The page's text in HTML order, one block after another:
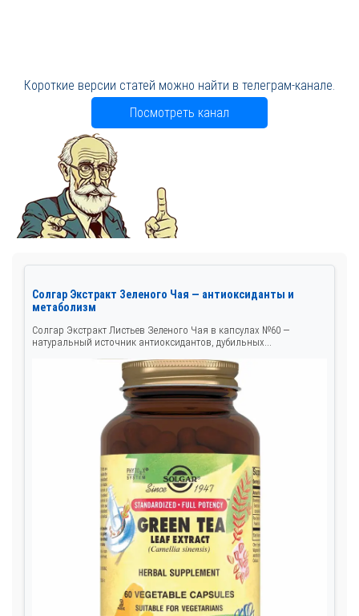
Короткие версии статей можно найти в телеграм-канале.
Посмотреть канал
Солгар Экстракт Зеленого Чая — антиоксиданты и
метаболизм
Солгар Экстракт Листьев Зеленого Чая в капсулах №60 —
натуральный источник антиоксидантов, дубильных...